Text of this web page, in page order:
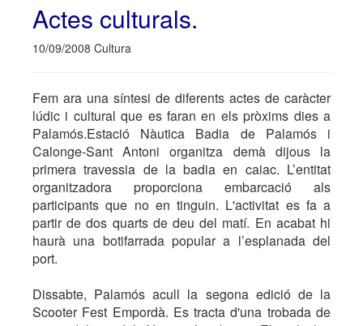
Actes culturals.
10/09/2008 Cultura
Fem ara una síntesi de diferents actes de caràcter
lúdic i cultural que es faran en els pròxims dies a
Palamós.Estació Nàutica Badia de Palamós i
Calonge-Sant Antoni organitza demà dijous la
primera travessia de la badia en caiac. L’entitat
organitzadora proporciona embarcació als
participants que no en tinguin. L'activitat es fa a
partir de dos quarts de deu del matí. En acabat hi
haurà una botifarrada popular a l’esplanada del
port.
Dissabte, Palamós acull la segona edició de la
Scooter Fest Empordà. Es tracta d'una trobada de